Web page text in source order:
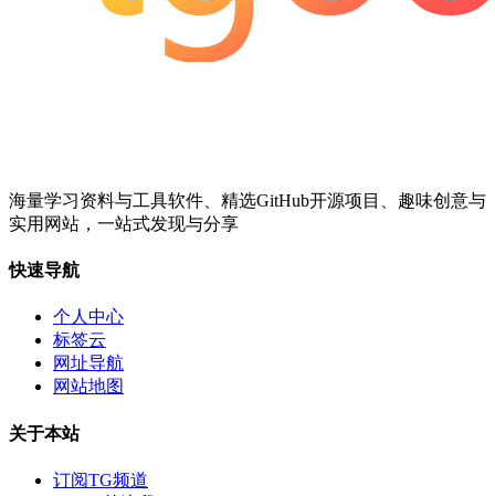
海量学习资料与工具软件、精选GitHub开源项目、趣味创意与
实用网站，一站式发现与分享
快速导航
个人中心
标签云
网址导航
网站地图
关于本站
订阅TG频道